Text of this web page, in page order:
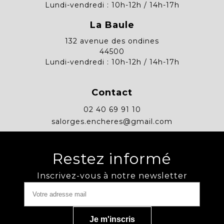
Lundi-vendredi : 10h-12h / 14h-17h
La Baule
132 avenue des ondines
44500
Lundi-vendredi : 10h-12h / 14h-17h
Contact
02 40 69 91 10
salorges.encheres@gmail.com
Restez informé
Inscrivez-vous à notre newsletter